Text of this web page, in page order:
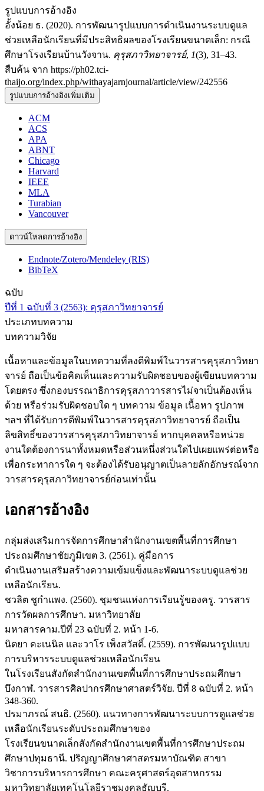
รูปแบบการอ้างอิง
อั้งน้อย ธ. (2020). การพัฒนารูปแบบการดำเนินงานระบบดูแล
ช่วยเหลือนักเรียนที่มีประสิทธิผลของโรงเรียนขนาดเล็ก: กรณี
ศึกษาโรงเรียนบ้านวังจาน. คุรุสภาวิทยาจารย์, 1(3), 31–43.
สืบค้น จาก https://ph02.tci-
thaijo.org/index.php/withayajarnjournal/article/view/242556
รูปแบบการอ้างอิงเพิ่มเติม
ACM
ACS
APA
ABNT
Chicago
Harvard
IEEE
MLA
Turabian
Vancouver
ดาวน์โหลดการอ้างอิง
Endnote/Zotero/Mendeley (RIS)
BibTeX
ฉบับ
ปีที่ 1 ฉบับที่ 3 (2563): คุรุสภาวิทยาจารย์
ประเภทบทความ
บทความวิจัย
เนื้อหาและข้อมูลในบทความที่ลงตีพิมพ์ในวารสารคุรุสภาวิทยา
จารย์ ถือเป็นข้อคิดเห็นและความรับผิดชอบของผู้เขียนบทความ
โดยตรง ซึ่งกองบรรณาธิการคุรุสภาวารสารไม่จาเป็นต้องเห็น
ด้วย หรือร่วมรับผิดชอบใด ๆ บทความ ข้อมูล เนื้อหา รูปภาพ
ฯลฯ ที่ได้รับการตีพิมพ์ในวารสารคุรุสภาวิทยาจารย์ ถือเป็น
ลิขสิทธิ์ของวารสารคุรุสภาวิทยาจารย์ หากบุคคลหรือหน่วย
งานใดต้องการนาทั้งหมดหรือส่วนหนึ่งส่วนใดไปเผยแพร่ต่อหรือ
เพื่อกระทาการใด ๆ จะต้องได้รับอนุญาตเป็นลายลักอักษรณ์จาก
วารสารคุรุสภาวิทยาจารย์ก่อนเท่านั้น
เอกสารอ้างอิง
กลุ่มส่งเสริมการจัดการศึกษาสำนักงานเขตพื้นที่การศึกษา
ประถมศึกษาชัยภูมิเขต 3. (2561). คู่มือการ
ดำเนินงานเสริมสร้างความเข้มแข็งและพัฒนาระบบดูแลช่วย
เหลือนักเรียน.
ชวลิต ชูกำแพง. (2560). ชุมชนแห่งการเรียนรู้ของครู. วารสาร
การวัดผลการศึกษา. มหาวิทยาลัย
มหาสารคาม.ปีที่ 23 ฉบับที่ 2. หน้า 1-6.
นิตยา คะเนนิล และวาโร เพ็งสวัสดิ์. (2559). การพัฒนารูปแบบ
การบริหารระบบดูแลช่วยเหลือนักเรียน
ในโรงเรียนสังกัดสำนักงานเขตพื้นที่การศึกษาประถมศึกษา
บึงกาฬ. วารสารศิลปากรศึกษาศาสตร์วิจัย. ปีที่ 8 ฉบับที่ 2. หน้า
348-360.
ปรมาภรณ์ สนธิ. (2560). แนวทางการพัฒนาระบบการดูแลช่วย
เหลือนักเรียนระดับประถมศึกษาของ
โรงเรียนขนาดเล็กสังกัดสำนักงานเขตพื้นที่การศึกษาประถม
ศึกษาปทุมธานี. ปริญญาศึกษาศาสตรมหาบัณฑิต สาขา
วิชาการบริหารการศึกษา คณะครุศาสตร์อุตสาหกรรม
มหาวิทยาลัยเทคโนโลยีราชมงคลธัญบุรี.